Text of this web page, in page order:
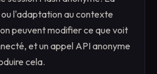
l'adaptation au contexte
peuvent modifier ce que voit
et un appel API anonyme
cela.